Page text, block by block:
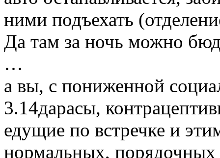
ними подъехать
Да там за ночь можно
…
а вы, с пониженной
3.14дарасы,
едущие по встречке и
нормальных,